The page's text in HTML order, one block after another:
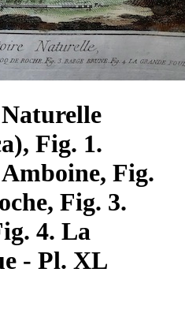
Fig. 1.
Fig.
Fig. 3.
4. La
- Pl. XL